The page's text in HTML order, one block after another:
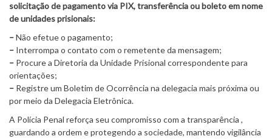
solicitação de pagamento via PIX, transferência ou boleto em nome
de unidades prisionais:
–Não efetue o pagamento;
– Interrompa o contato com o remetente da mensagem;
– Procure a Diretoria da Unidade Prisional correspondente para
orientações;
– Registre um Boletim de Ocorrência na delegacia mais próxima ou
por meio da Delegacia Eletrônica.
A Polícia Penal reforça seu compromisso com a transparência ,
guardando a ordem e protegendo a sociedade, mantendo vigilância